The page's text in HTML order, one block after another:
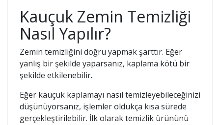
Kauçuk Zemin Temizliği
Nasıl Yapılır?
Zemin temizliğini doğru yapmak şarttır. Eğer
yanlış bir şekilde yaparsanız, kaplama kötü bir
şekilde etkilenebilir.
Eğer kauçuk kaplamayı nasıl temizleyebileceğinizi
düşünüyorsanız, işlemler oldukça kısa sürede
gerçekleştirilebilir. İlk olarak temizlik ürününü